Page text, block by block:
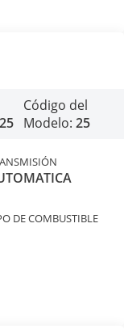
Código del
Modelo:25
DE COMBUSTIBLE